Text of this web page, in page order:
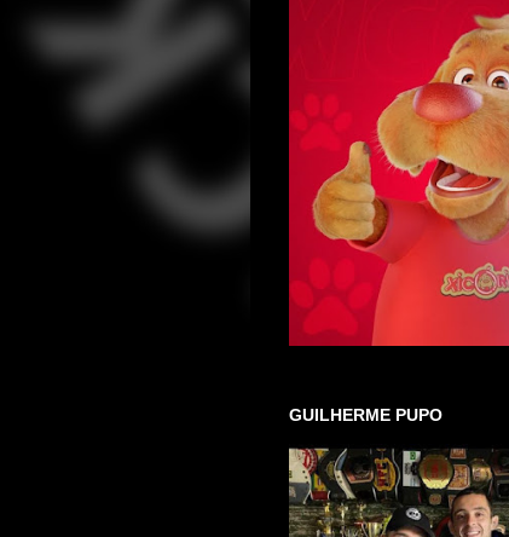
GUILHERME PUPO